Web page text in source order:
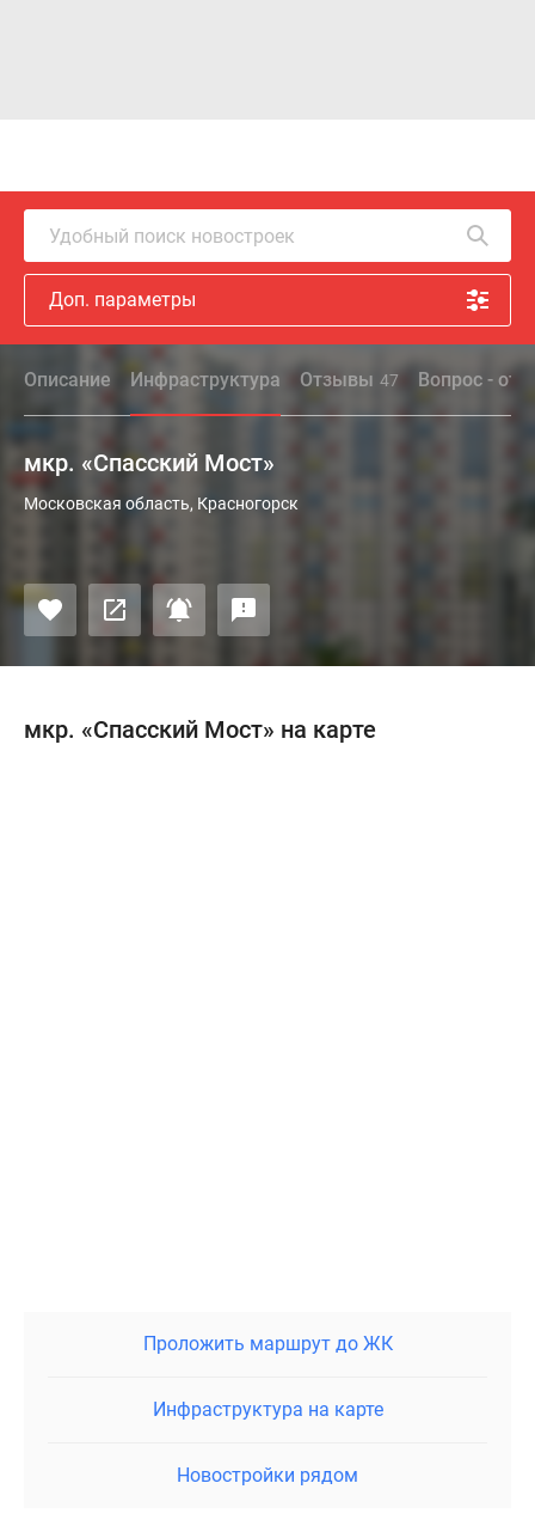
Удобный поиск новостроек
Доп. параметры
Описание Инфраструктура Отзывы 47 Вопрос -
мкр. «Спасский Мост»
Московская область, Красногорск
мкр. «Спасский Мост» на карте
Проложить маршрут до ЖК
Инфраструктура на карте
Новостройки рядом